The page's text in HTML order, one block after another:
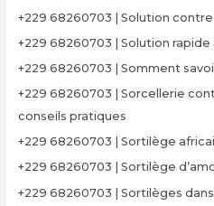
+229 68260703 | Solution
+229 68260703 | Solution rapide
+229 68260703 | Somment
+229 68260703 | Sorcellerie
conseils pratiques
+229 68260703 | Sortilège
+229 68260703 | Sortilège
+229 68260703 | Sortilèges